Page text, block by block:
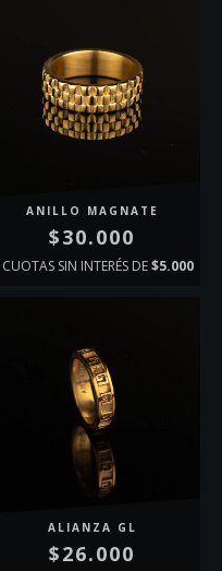
ANILLO MAGNATE
$30.000
CUOTAS SIN INTERÉS DE$5.000
ALIANZA GL
$26.000